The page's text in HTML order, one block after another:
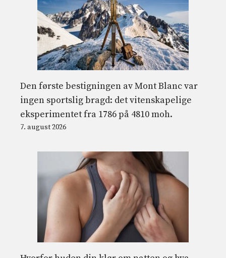
Den første bestigningen av Mont Blanc var
ingen sportslig bragd: det vitenskapelige
eksperimentet fra 1786 på 4810 moh.
7. august 2026